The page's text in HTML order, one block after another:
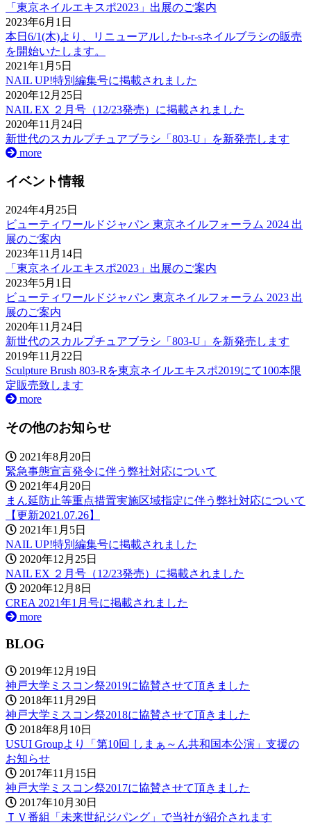
「東京ネイルエキスポ2023」出展のご案内
2023年6月1日
本日6/1(木)より、リニューアルしたb-r-sネイルブラシの販売
を開始いたします。
2021年1月5日
NAIL UP!特別編集号に掲載されました
2020年12月25日
NAIL EX ２月号（12/23発売）に掲載されました
2020年11月24日
新世代のスカルプチュアブラシ「803-U」を新発売します
more
イベント情報
2024年4月25日
ビューティワールドジャパン 東京ネイルフォーラム 2024 出
展のご案内
2023年11月14日
「東京ネイルエキスポ2023」出展のご案内
2023年5月1日
ビューティワールドジャパン 東京ネイルフォーラム 2023 出
展のご案内
2020年11月24日
新世代のスカルプチュアブラシ「803-U」を新発売します
2019年11月22日
Sculpture Brush 803-Rを東京ネイルエキスポ2019にて100本限
定販売致します
more
その他のお知らせ
2021年8月20日
緊急事態宣言発令に伴う弊社対応について
2021年4月20日
まん延防止等重点措置実施区域指定に伴う弊社対応について
【更新2021.07.26】
2021年1月5日
NAIL UP!特別編集号に掲載されました
2020年12月25日
NAIL EX ２月号（12/23発売）に掲載されました
2020年12月8日
CREA 2021年1月号に掲載されました
more
BLOG
2019年12月19日
神戸大学ミスコン祭2019に協賛させて頂きました
2018年11月29日
神戸大学ミスコン祭2018に協賛させて頂きました
2018年8月10日
USUI Groupより「第10回 しまぁ～ん共和国本公演」支援の
お知らせ
2017年11月15日
神戸大学ミスコン祭2017に協賛させて頂きました
2017年10月30日
ＴＶ番組「未来世紀ジパング」で当社が紹介されます